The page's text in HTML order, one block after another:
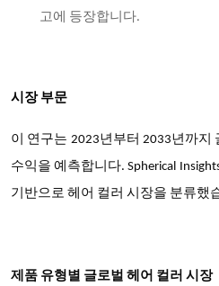
고에 등장합니다.
시장 부문
이 연구는 2023년부터 2033년까지
수익을 예측합니다. Spherical
기반으로 헤어 컬러 시장을 분류했
제품 유형별 글로벌 헤어 컬러 시장